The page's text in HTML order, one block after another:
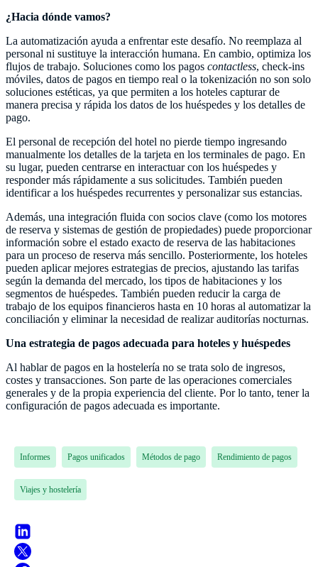
¿Hacia dónde vamos?
La automatización ayuda a enfrentar este desafío. No reemplaza al
personal ni sustituye la interacción humana. En cambio, optimiza los
flujos de trabajo. Soluciones como los pagos contactless, check-ins
móviles, datos de pagos en tiempo real o la tokenización no son solo
soluciones estéticas, ya que permiten a los hoteles capturar de
manera precisa y rápida los datos de los huéspedes y los detalles de
pago.
El personal de recepción del hotel no pierde tiempo ingresando
manualmente los detalles de la tarjeta en los terminales de pago. En
su lugar, pueden centrarse en interactuar con los huéspedes y
responder más rápidamente a sus solicitudes. También pueden
identificar a los huéspedes recurrentes y personalizar sus estancias.
Además, una integración fluida con socios clave (como los motores
de reserva y sistemas de gestión de propiedades) puede proporcionar
información sobre el estado exacto de reserva de las habitaciones
para un proceso de reserva más sencillo. Posteriormente, los hoteles
pueden aplicar mejores estrategias de precios, ajustando las tarifas
según la demanda del mercado, los tipos de habitaciones y los
segmentos de huéspedes. También pueden reducir la carga de
trabajo de los equipos financieros hasta en 10 horas al automatizar la
conciliación y eliminar la necesidad de realizar auditorías nocturnas.
Una estrategia de pagos adecuada para hoteles y huéspedes
Al hablar de pagos en la hostelería no se trata solo de ingresos,
costes y transacciones. Son parte de las operaciones comerciales
generales y de la propia experiencia del cliente. Por lo tanto, tener la
configuración de pagos adecuada es importante.
Informes Pagos unificados Métodos de pago Rendimiento de pagos
Viajes y hostelería